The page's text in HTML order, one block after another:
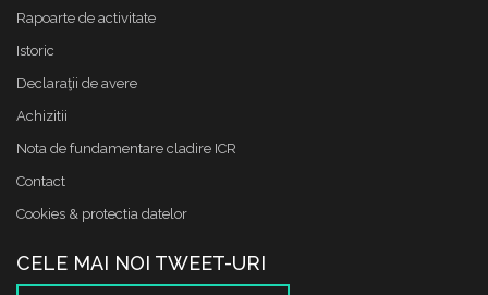
Rapoarte de activitate
Istoric
Declaraţii de avere
Achizitii
Nota de fundamentare cladire ICR
Contact
Cookies & protectia datelor
CELE MAI NOI TWEET-URI